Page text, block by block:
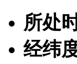
所处
经纬